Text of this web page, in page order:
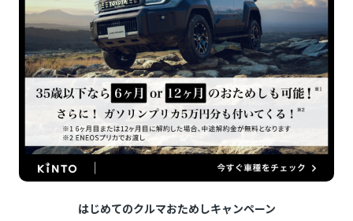
はじめてのクルマおためしキャンペーン